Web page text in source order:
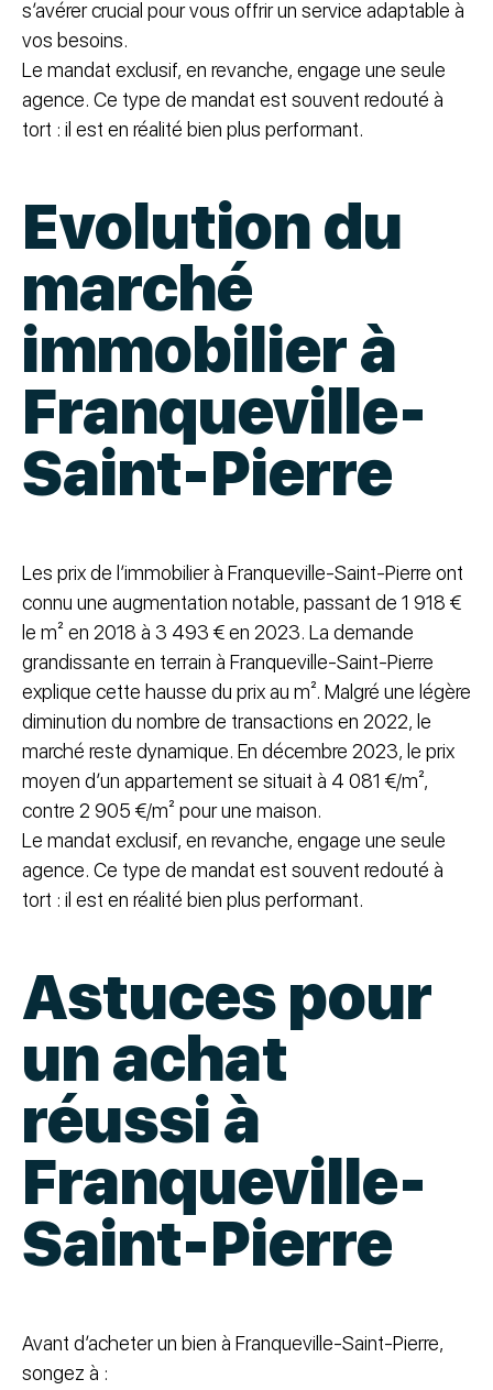
s’avérer crucial pour vous offrir un service adaptable à
vos besoins.
Le mandat exclusif, en revanche, engage une seule
agence. Ce type de mandat est souvent redouté à
tort : il est en réalité bien plus performant.
Evolution du
marché
immobilier à
Franqueville-
Saint-Pierre
Les prix de l’immobilier à Franqueville-Saint-Pierre ont
connu une augmentation notable, passant de 1 918 €
le m² en 2018 à 3 493 € en 2023. La demande
grandissante en terrain à Franqueville-Saint-Pierre
explique cette hausse du prix au m². Malgré une légère
diminution du nombre de transactions en 2022, le
marché reste dynamique. En décembre 2023, le prix
moyen d’un appartement se situait à 4 081 €/m²,
contre 2 905 €/m² pour une maison.
Le mandat exclusif, en revanche, engage une seule
agence. Ce type de mandat est souvent redouté à
tort : il est en réalité bien plus performant.
Astuces pour
un achat
réussi à
Franqueville-
Saint-Pierre
Avant d’acheter un bien à Franqueville-Saint-Pierre,
songez à :